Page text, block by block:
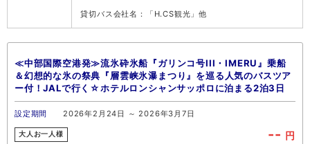
貸切バス会社名：「H.CS観光」他
≪中部国際空港発≫流氷砕氷船『ガリンコ号III・IMERU』乗船
＆幻想的な氷の祭典『層雲峡氷瀑まつり』を巡る人気のバスツア
ー付！JALで行く☆ホテルロンシャンサッポロに泊まる2泊3日
設定期間 2026年2月24日 ～ 2026年3月7日
大人お一人様 -- 円